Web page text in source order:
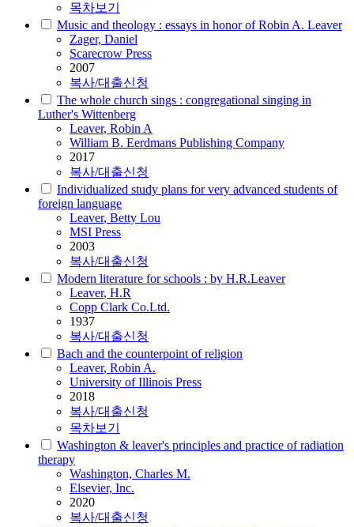
목차보기
Music and theology : essays in honor of Robin A. Leaver
Zager, Daniel
Scarecrow Press
2007
복사/대출신청
The whole church sings : congregational singing in
Luther's Wittenberg
Leaver, Robin A
William B. Eerdmans Publishing Company
2017
복사/대출신청
Individualized study plans for very advanced students of
foreign language
Leaver, Betty Lou
MSI Press
2003
복사/대출신청
Modern literature for schools : by H.R.Leaver
Leaver, H.R
Copp Clark Co.Ltd.
1937
복사/대출신청
Bach and the counterpoint of religion
Leaver, Robin A.
University of Illinois Press
2018
복사/대출신청
목차보기
Washington & leaver's principles and practice of radiation
therapy
Washington, Charles M.
Elsevier, Inc.
2020
복사/대출신청